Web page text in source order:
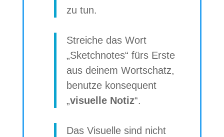
zu tun.
Streiche das Wort
„Sketch­no­tes“ fürs Erste
aus dei­nem Wort­schatz,
benutze kon­se­quent
„visu­elle Notiz“.
Das Visu­elle sind nicht